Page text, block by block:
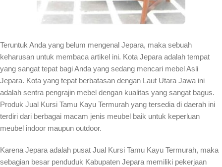
Teruntuk Anda yang belum mengenal Jepara, maka sebuah
keharusan untuk membaca artikel ini. Kota Jepara adalah tempat
yang sangat tepat bagi Anda yang sedang mencari mebel Asli
Jepara. Kota yang tepat berbatasan dengan Laut Utara Jawa ini
adalah sentra pengrajin mebel dengan kualitas yang sangat bagus.
Produk Jual Kursi Tamu Kayu Termurah yang tersedia di daerah ini
terdiri dari berbagai macam jenis meubel baik untuk keperluan
meubel indoor maupun outdoor.
Karena Jepara adalah pusat Jual Kursi Tamu Kayu Termurah, maka
sebagian besar penduduk Kabupaten Jepara memiliki pekerjaan